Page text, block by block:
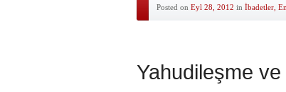
Posted on Eyl 28, 2012 in İbadetler,
Yahudileşme